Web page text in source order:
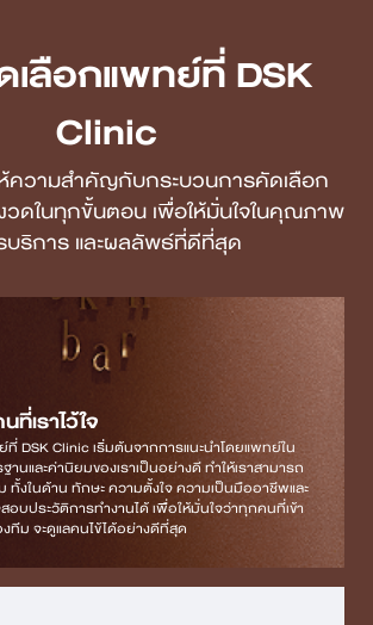
ลือกแพทย์ที่ DSK
Clinic
ความสำคัญกับกระบวนการคัดเลือก
วดในทุกขั้นตอน เพื่อให้มั่นใจในคุณภาพ
บริการ และผลลัพธ์ที่ดีที่สุด
ที่เราไว้ใจ
DSK Clinic เริ่มต้นจากการแนะนำโดยแพทย์ใน
านและค่านิยมของเราเป็นอย่างดี ทำให้เราสามารถ
ทั้งในด้าน ทักษะ ความตั้งใจ ความเป็นมืออาชีพและ
อบประวัติการทำงานได้ เพื่อให้มั่นใจว่าทุกคนที่เข้า
ทีม จะดูแลคนไข้ได้อย่างดีที่สุด